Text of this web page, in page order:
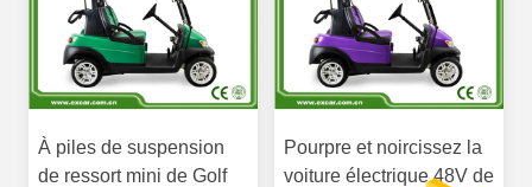
À piles de suspension
de ressort mini de Golf
Pourpre et noircissez la
voiture électrique 48V de